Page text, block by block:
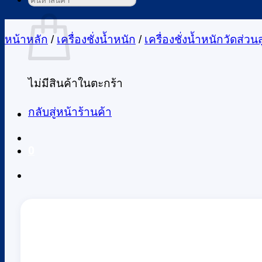
ตะกร้าสินค้า
ไม่มีสินค้าในตะกร้า
กลับสู่หน้าร้านค้า
หน้าหลัก / เครื่องชั่งน้ำหนัก / เครื่องชั่งน้ำหนักวัดส่วน